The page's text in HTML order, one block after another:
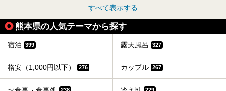
すべて表示する
熊本県の人気テーマから探す
宿泊 399 露天風呂 327
格安（1,000円以下） 276 カップル 267